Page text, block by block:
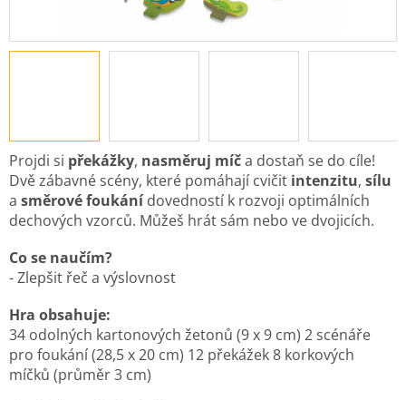
Projdi si překážky, nasměruj míča dostaň se do cíle!
Dvě zábavné scény, které pomáhají cvičit intenzitu, sílu
a směrovéfoukánídovedností k rozvoji optimálních
dechových vzorců. Můžeš hrát sám nebo ve dvojicích.
Co se naučím?
- Zlepšit řeč a výslovnost
Hra obsahuje:
34 odolných kartonových žetonů (9 x 9 cm) 2 scénáře
pro foukání (28,5 x 20 cm) 12 překážek 8 korkových
míčků (průměr 3 cm)